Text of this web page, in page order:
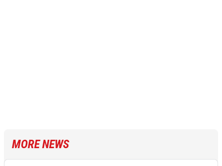
MORE NEWS